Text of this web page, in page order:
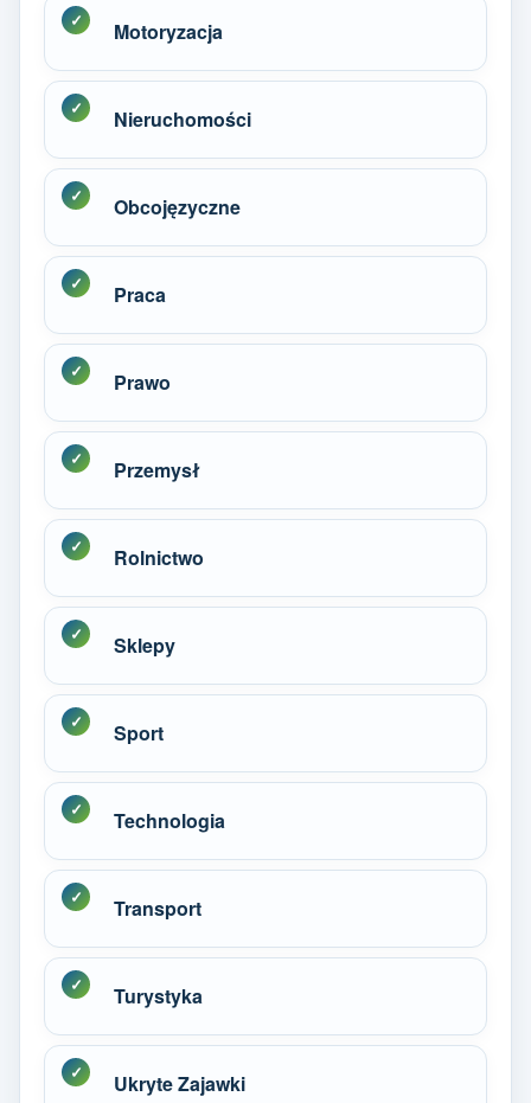
Motoryzacja
Nieruchomości
Obcojęzyczne
Praca
Prawo
Przemysł
Rolnictwo
Sklepy
Sport
Technologia
Transport
Turystyka
Ukryte Zajawki